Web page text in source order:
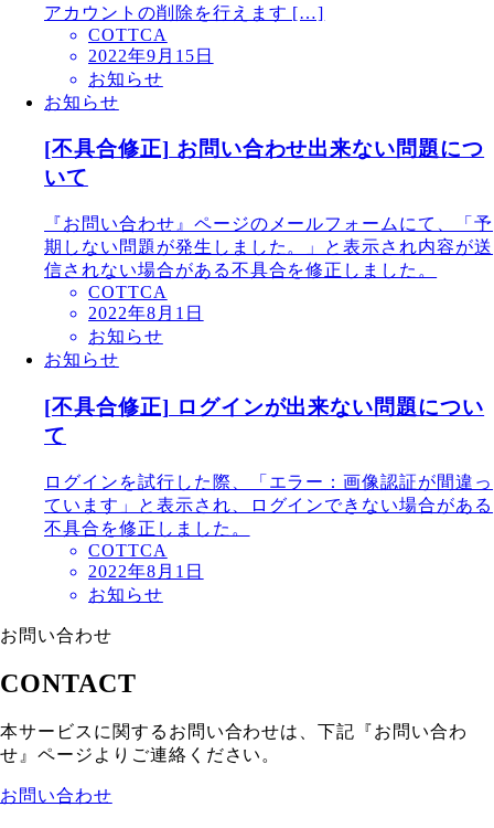
アカウントの削除を行えます […]
COTTCA
2022年9月15日
お知らせ
お知らせ
[不具合修正] お問い合わせ出来ない問題につ
いて
『お問い合わせ』ページのメールフォームにて、「予
期しない問題が発生しました。」と表示され内容が送
信されない場合がある不具合を修正しました。
COTTCA
2022年8月1日
お知らせ
お知らせ
[不具合修正] ログインが出来ない問題につい
て
ログインを試行した際、「エラー：画像認証が間違っ
ています」と表示され、ログインできない場合がある
不具合を修正しました。
COTTCA
2022年8月1日
お知らせ
お問い合わせ
CONTACT
本サービスに関するお問い合わせは、下記『お問い合わ
せ』ページよりご連絡ください。
お問い合わせ